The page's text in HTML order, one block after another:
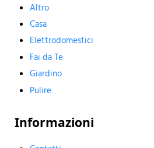
Altro
Casa
Elettrodomestici
Fai da Te
Giardino
Pulire
Informazioni